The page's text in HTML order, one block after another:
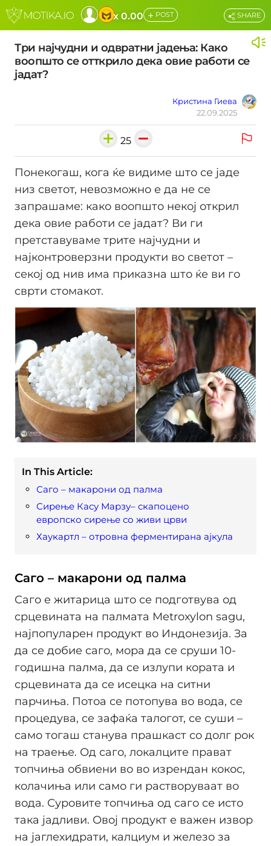
x 0.00 + POST
Три најчудни и одвратни јадења: Како
воопшто се отткрило дека овие работи се
јадат?
Кристина Гиева
22.09.2025
SHARE
25
Понекогаш, кога ќе видиме што се јаде
низ светот, невозможно е да не се
запрашаме: како воопшто некој открил
дека овие работи се јадат? Ви ги
претставуваме трите најчудни и
најконтроверзни продукти во светот –
секој од нив има приказна што ќе ви го
сврти стомакот.
In This Article:
Саго – макарони од палма
Сирење Касу Марзу– скапоцено
европско сирење со живи црви
Хаукартл – отровна ферментирана ајкула
Саго – макарони од палма
Саго е житарица што се подготвува од
срцевината на палмата Metroxylon sagu,
најпопуларен продукт во Индонезија. За
да се добие саго, мора да се сруши 10-
годишна палма, да се излупи кората и
срцевината да се исецка на ситни
парчиња. Потоа се потопува во вода, се
процедува, се зафаќа талогот, се суши –
само тогаш станува прашкаст со долг рок
на траење. Од саго, локалците прават
топчиња обвиени во во изрендан кокос,
колачиња или само ги растворуваат во
вода. Суровите топчиња од саго се исто
така јадливи. Овој продукт е важен извор
на јаглехидрати, калциум и железо за